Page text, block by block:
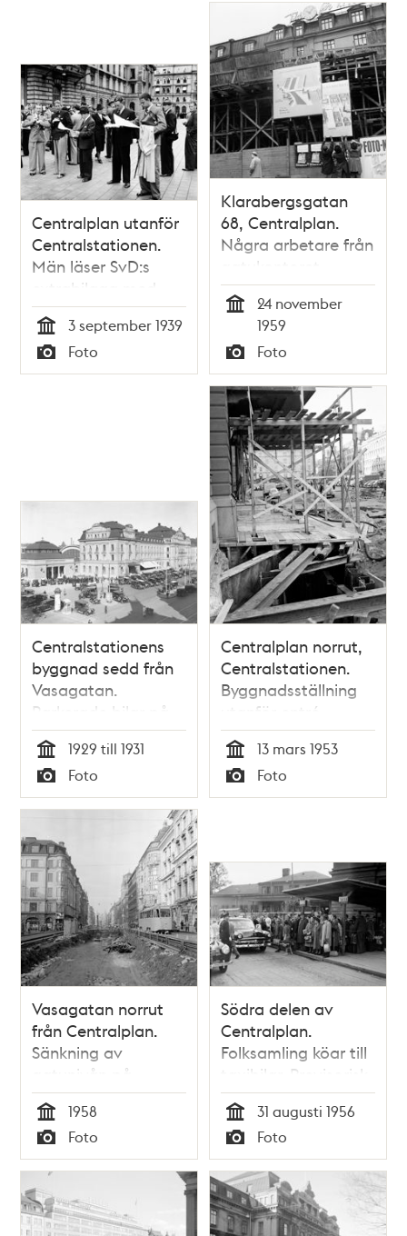
Centralplan utanför
Centralstationen.
Män läser SvD:s
extrabilaga med
anledning av
krigsutbrottet
Tid
3 september 1939
Typ
Foto
Klarabergsgatan
68, Centralplan.
Några arbetare från
gatukontoret
hänger upp en
orienteringsskylt
som informerar om
Klarabergsleden
24 november
1959
Typ
Foto
Centralstationens
byggnad sedd från
Vasagatan.
Parkerade bilar på
Centralplan
Tid
1929 till 1931
Typ
Foto
Centralplan norrut,
Centralstationen.
Byggnadsställning
utanför entré.
Förberedelser inför
kung Haakons
officiella besök
Tid
13 mars 1953
Typ
Foto
Vasagatan norrut
från Centralplan.
Sänkning av
gatunivån på
Vasagatan. LO-
borgen i fonden
Tid
1958
Typ
Foto
Södra delen av
Centralplan.
Folksamling köar till
taxibilar. Provisorisk
brädklädd körbana
och trottoar täcker
centralplan, pga.
att arbete för t-
banan pågick
därunder
Tid
31 augusti 1956
Typ
Foto